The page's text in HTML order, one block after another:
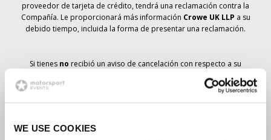
WE USE COOKIES
proveedor de tarjeta de crédito, tendrá una reclamación contra la
Compañía. Le proporcionará más información Crowe UK LLP a su
debido tiempo, incluida la forma de presentar una reclamación.
Si tienes no recibió un aviso de cancelación con respecto a su
pedido de entradas, su reserva no se ha cancelado y se prevé que
recibirá las entradas que ha pedido a su debido tiempo. La